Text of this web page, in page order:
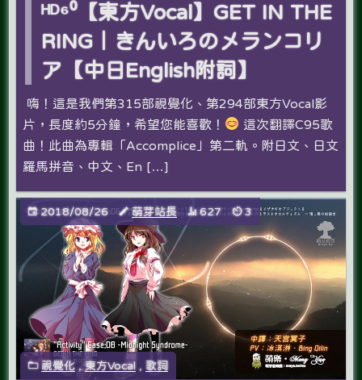
ᴴᴰ⁶⁰【東方Vocal】GET IN THE
RING｜きんいろのメランコリ
ア【中日English附詞】
嗨！這是我們第315部視覺化、第294部東方Vocal影
片，長度約5分鐘，希望您能喜歡！
這次翻譯C95歌
曲！此曲為專輯「Accomplice」第二軌。附日文、日文
羅馬拼音、中文、En […]
2018/08/26 萌芽站長 627 3
視覺化,東方Vocal 歌詞